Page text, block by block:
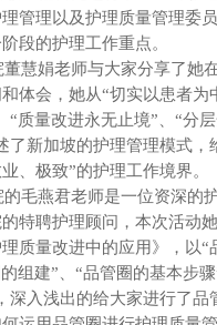
管理以及护理质量管理委
段的护理工作重点。
董慧娟老师与大家分享了她
体会，她从“切实以患者为
“质量改进永无止境”、“分
了新加坡的护理管理模式，
、极致”的护理工作境界。
毛燕君老师是一位资深的
特聘护理顾问，本次活动
理质量改进中的应用》，以“
组建”、“品管圈的基本步
深入浅出的给大家进行了品